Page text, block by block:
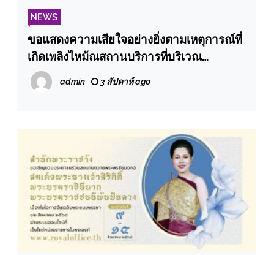
NEWS
ขอแสดงความเสียใจอย่างยิ่งตามเหตุการณ์ที่
เกิดเพลิงไหม้ณสถานบริการที่บริเวณ
ลาดพร้าว
admin 3 สัปดาห์ ago